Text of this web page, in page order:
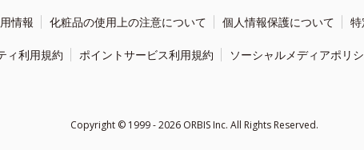
情報 化粧品の使用上の注意について 個人情報保護について
ィ利用規約 ポイントサービス利用規約 ソーシャルメディアポリ
Copyright © 1999 - 2026 ORBIS Inc. All Rights Reserved.